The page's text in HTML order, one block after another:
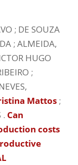
; DE SOUZA
; ALMEIDA,
HUGO
;
Mattos;
. Can
costs